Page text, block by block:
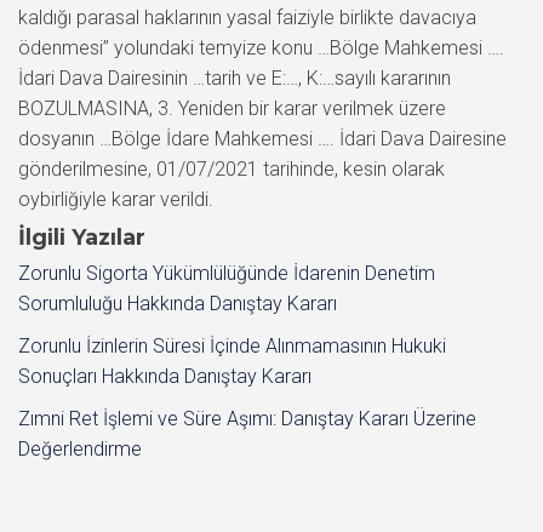
kaldığı parasal haklarının yasal faiziyle birlikte davacıya
ödenmesi” yolundaki temyize konu …Bölge Mahkemesi ….
İdari Dava Dairesinin …tarih ve E:…, K:…sayılı kararının
BOZULMASINA, 3. Yeniden bir karar verilmek üzere
dosyanın …Bölge İdare Mahkemesi …. İdari Dava Dairesine
gönderilmesine, 01/07/2021 tarihinde, kesin olarak
oybirliğiyle karar verildi.
İlgili Yazılar
Zorunlu Sigorta Yükümlülüğünde İdarenin Denetim
Sorumluluğu Hakkında Danıştay Kararı
Zorunlu İzinlerin Süresi İçinde Alınmamasının Hukuki
Sonuçları Hakkında Danıştay Kararı
Zımni Ret İşlemi ve Süre Aşımı: Danıştay Kararı Üzerine
Değerlendirme